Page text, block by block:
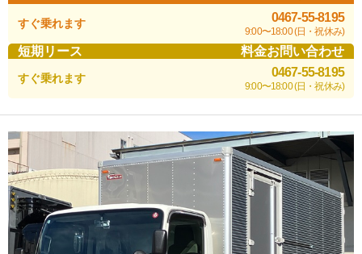
すぐ乗れます 0467-55-8195
9:00〜18:00 (日・祝休み)
短期リース 料金お問い合わせ
すぐ乗れます 0467-55-8195
9:00〜18:00 (日・祝休み)